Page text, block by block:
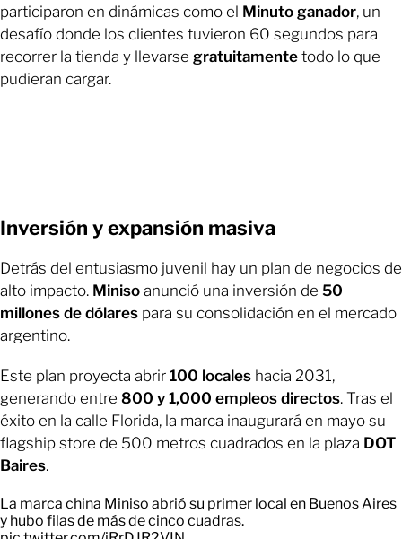
participaron en dinámicas como el Minuto ganador, un
desafío donde los clientes tuvieron 60 segundos para
recorrer la tienda y llevarse gratuitamente todo lo que
pudieran cargar.
Inversión y expansión masiva
Detrás del entusiasmo juvenil hay un plan de negocios de
alto impacto. Miniso anunció una inversión de 50
millones de dólares para su consolidación en el mercado
argentino.
Este plan proyecta abrir 100 locales hacia 2031,
generando entre 800 y 1,000 empleos directos. Tras el
éxito en la calle Florida, la marca inaugurará en mayo su
flagship store de 500 metros cuadrados en la plaza DOT
Baires.
La marca china Miniso abrió su primer local en Buenos Aires
y hubo filas de más de cinco cuadras.